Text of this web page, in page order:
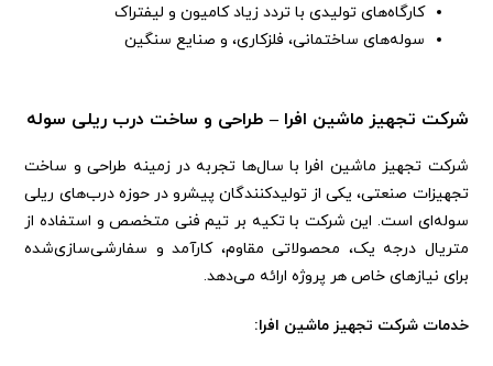
کارگاه‌های تولیدی با تردد زیاد کامیون و لیفتراک
سوله‌های ساختمانی، فلزکاری، و صنایع سنگین
شرکت تجهیز ماشین افرا – طراحی و ساخت درب ریلی سوله
شرکت تجهیز ماشین افرا با سال‌ها تجربه در زمینه طراحی و ساخت
تجهیزات صنعتی، یکی از تولیدکنندگان پیشرو در حوزه درب‌های ریلی
سوله‌ای است. این شرکت با تکیه بر تیم فنی متخصص و استفاده از
متریال درجه یک، محصولاتی مقاوم، کارآمد و سفارشی‌سازی‌شده
برای نیازهای خاص هر پروژه ارائه می‌دهد.
خدمات شرکت تجهیز ماشین افرا: